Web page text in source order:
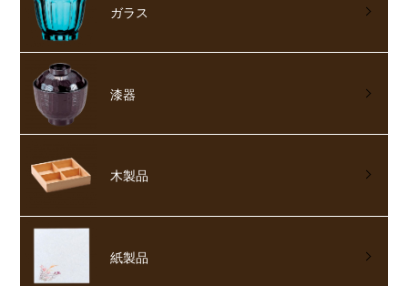
ガラス
漆器
木製品
紙製品